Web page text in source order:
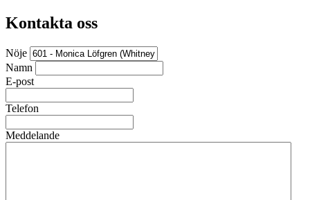
Kontakta oss
Nöje
Namn
E-post
Telefon
Meddelande